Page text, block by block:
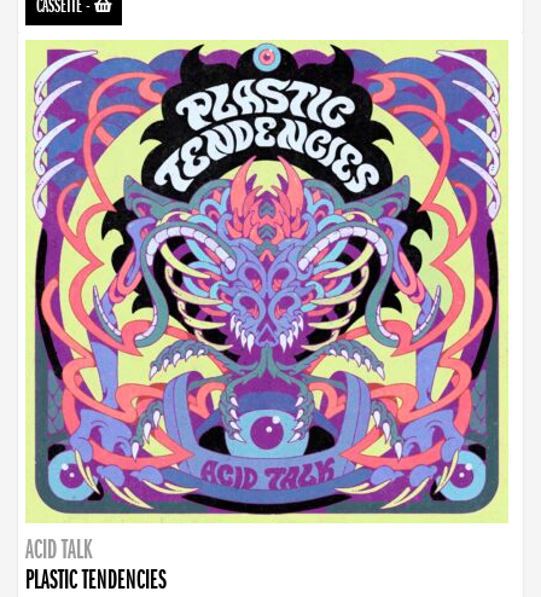
CASSETTE-
ACID TALK
PLASTIC TENDENCIES